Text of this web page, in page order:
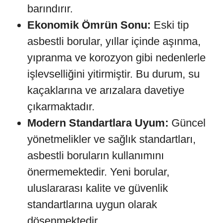
barındırır.
Ekonomik Ömrün Sonu: Eski tip
asbestli borular, yıllar içinde aşınma,
yıpranma ve korozyon gibi nedenlerle
işlevselliğini yitirmiştir. Bu durum, su
kaçaklarına ve arızalara davetiye
çıkarmaktadır.
Modern Standartlara Uyum: Güncel
yönetmelikler ve sağlık standartları,
asbestli boruların kullanımını
önermemektedir. Yeni borular,
uluslararası kalite ve güvenlik
standartlarına uygun olarak